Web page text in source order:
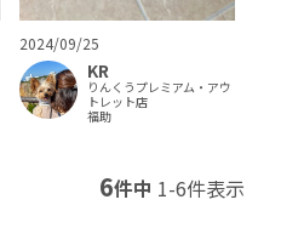
2024/09/25
KR
りんくうプレミアム・アウ
トレット店
福助
6件中 1-6件表示